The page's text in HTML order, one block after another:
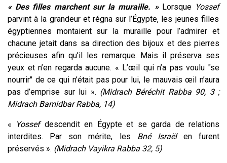
« Des filles marchent sur la muraille. »Lorsque Yossef
parvint à la grandeur et régna sur l’Égypte, les jeunes filles
égyptiennes montaient sur la muraille pour l’admirer et
chacune jetait dans sa direction des bijoux et des pierres
précieuses afin qu’il les remarque. Mais il préserva ses
yeux et n’en regarda aucune. « L’œil qui n’a pas voulu "se
nourrir" de ce qui n’était pas pour lui, le mauvais œil n’aura
pas d’emprise sur lui ». (Midrach Béréchit Rabba 90, 3 ;
Midrach Bamidbar Rabba, 14)
« Yossefdescendit en Égypte et se garda de relations
interdites. Par son mérite, les Bné Israëlen furent
préservés ». (Midrach Vayikra Rabba 32, 5)